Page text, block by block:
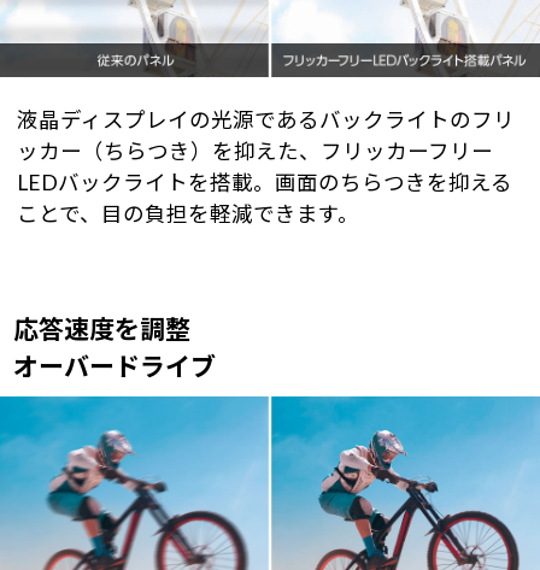
液晶ディスプレイの光源であるバックライトのフリ
ッカー（ちらつき）を抑えた、フリッカーフリー
LEDバックライトを搭載。画面のちらつきを抑える
ことで、目の負担を軽減できます。
応答速度を調整
オーバードライブ